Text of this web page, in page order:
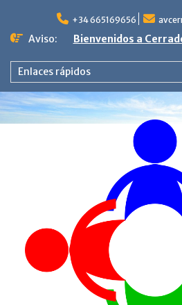
contenido
+34 665169656
Aviso: Bienvenidos a
Enlaces rápidos